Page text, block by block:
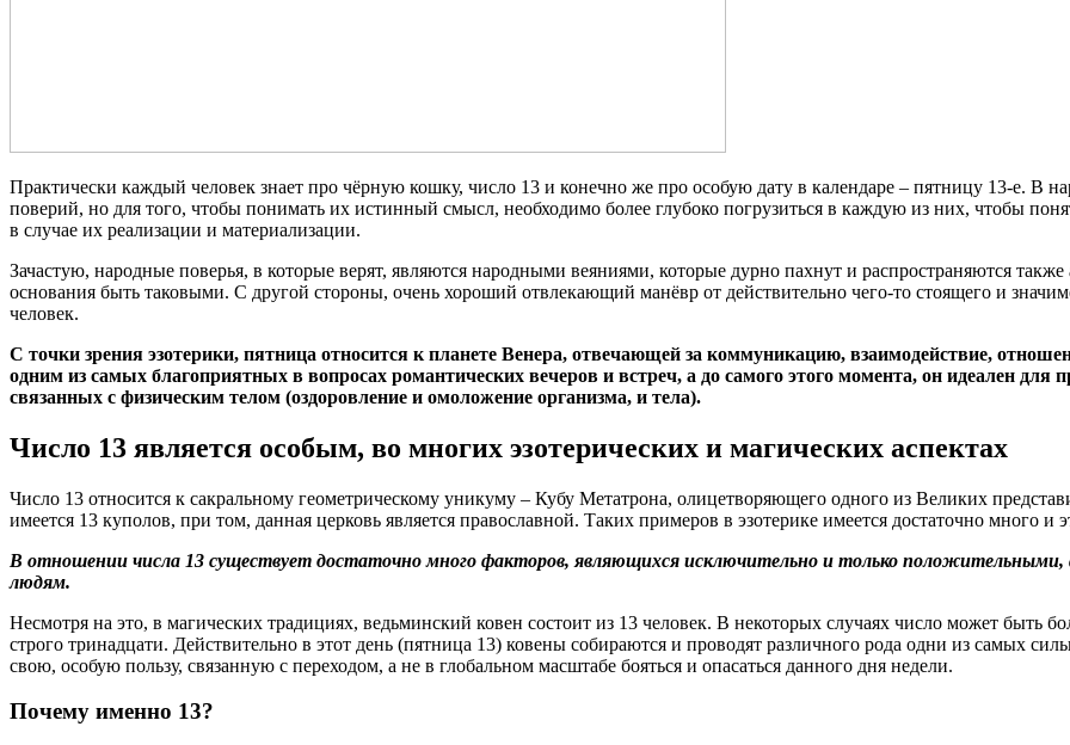
Практически каждый человек знает про чёрную кошку, число 13 и конечно же про особую дату в календаре – пятницу 13-е. В
поверий, но для того, чтобы понимать их истинный смысл, необходимо более глубоко погрузиться в каждую из них, чтобы
в случае их реализации и материализации.
Зачастую, народные поверья, в которые верят, являются народными веяниями, которые дурно пахнут и распространяются
основания быть таковыми. С другой стороны, очень хороший отвлекающий манёвр от действительно чего-то стоящего и
человек.
С точки зрения эзотерики, пятница относится к планете Венера, отвечающей за коммуникацию, взаимодействие,
одним из самых благоприятных в вопросах романтических вечеров и встреч, а до самого этого момента, он идеален для
связанных с физическим телом (оздоровление и омоложение организма, и тела).
Число 13 является особым, во многих эзотерических и магических аспектах
Число 13 относится к сакральному геометрическому уникуму – Кубу Метатрона, олицетворяющего одного из Великих
имеется 13 куполов, при том, данная церковь является православной. Таких примеров в эзотерике имеется достаточно много и
В отношении числа 13 существует достаточно много факторов, являющихся исключительно и только
людям.
Несмотря на это, в магических традициях, ведьминский ковен состоит из 13 человек. В некоторых случаях число может быть
строго тринадцати. Действительно в этот день (пятница 13) ковены собираются и проводят различного рода одни из самых
свою, особую пользу, связанную с переходом, а не в глобальном масштабе бояться и опасаться данного дня недели.
Почему именно 13?